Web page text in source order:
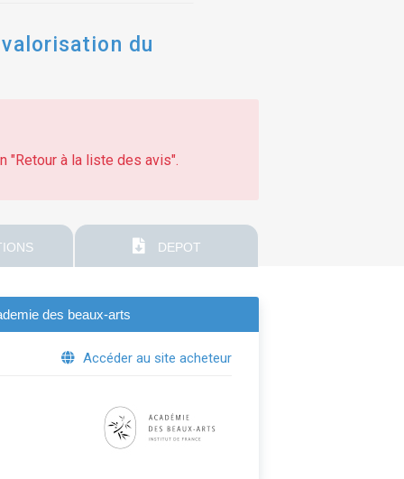
du
"Retour à la liste des avis".
DEPOT
des beaux-arts
Accéder au site acheteur